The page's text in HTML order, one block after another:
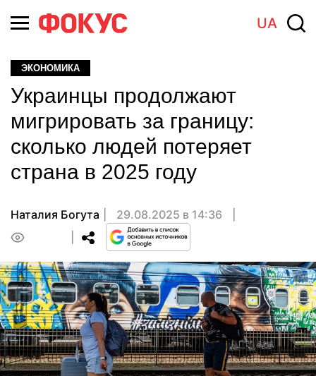
UA
ЭКОНОМИКА
Украинцы продолжают
мигрировать за границу:
сколько людей потеряет
страна в 2025 году
Наталия Богута
29.08.2025 в 14:36